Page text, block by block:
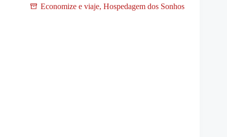
Economize e viaje, Hospedagem dos Sonhos